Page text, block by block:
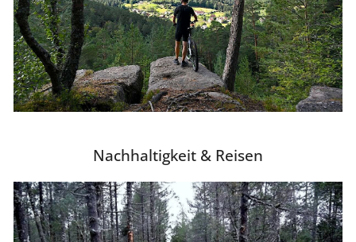
Nachhaltigkeit & Reisen